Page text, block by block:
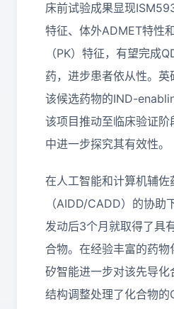
床前试验成果显现
特征、体外ADMET特性
（PK）特征，有望完成
药，进步患者依从性。
该候选药物的IND-
该项目推动至临床验证阶
中进一步探究其有效性。
在人工智能和计算机辅佐
（AIDD/CADD）的协助
发动后3个月就取得了具
合物。在经验丰富的药
矽智能进一步对该先导
结构调整处理了化合物的